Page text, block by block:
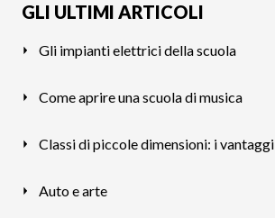
GLI ULTIMI ARTICOLI
Gli impianti elettrici della scuola
Come aprire una scuola di musica
Classi di piccole dimensioni: i vantaggi
Auto e arte